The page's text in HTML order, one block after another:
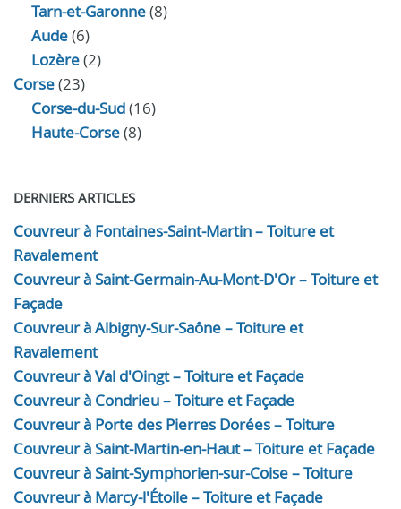
Tarn-et-Garonne(8)
Aude(6)
Lozère(2)
Corse(23)
Corse-du-Sud(16)
Haute-Corse(8)
DERNIERS ARTICLES
Couvreur à Fontaines-Saint-Martin – Toiture et
Ravalement
Couvreur à Saint-Germain-Au-Mont-D'Or – Toiture et
Façade
Couvreur à Albigny-Sur-Saône – Toiture et
Ravalement
Couvreur à Val d'Oingt – Toiture et Façade
Couvreur à Condrieu – Toiture et Façade
Couvreur à Porte des Pierres Dorées – Toiture
Couvreur à Saint-Martin-en-Haut – Toiture et Façade
Couvreur à Saint-Symphorien-sur-Coise – Toiture
Couvreur à Marcy-l'Étoile – Toiture et Façade